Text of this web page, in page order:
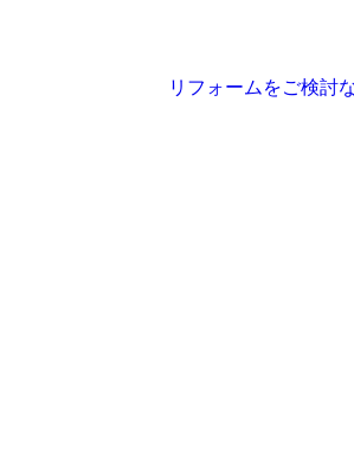
リフォームをご検討